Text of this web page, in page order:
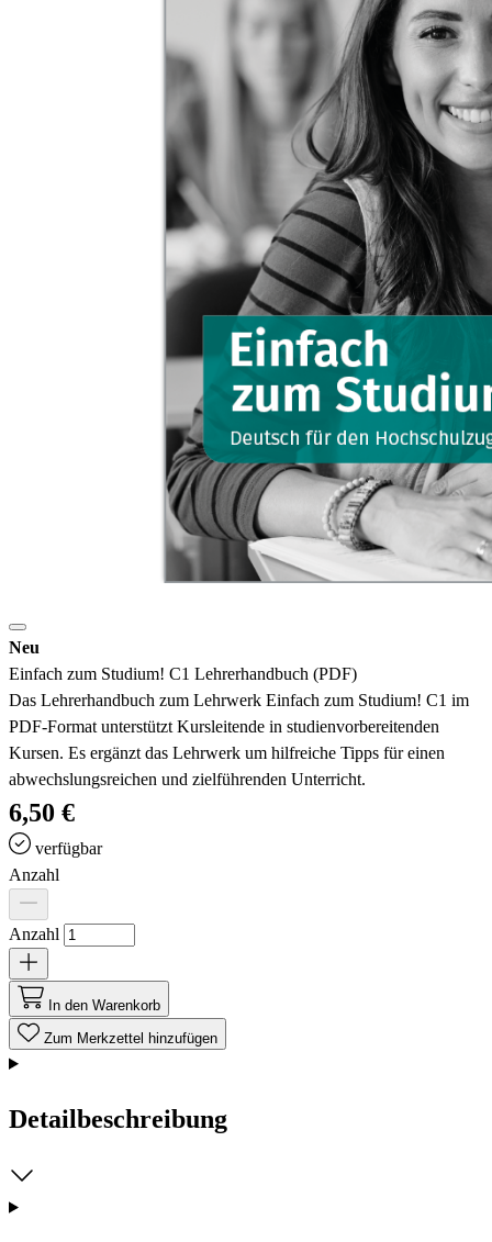
Neu
Einfach zum Studium! C1 Lehrerhandbuch (PDF)
Das Lehrerhandbuch zum Lehrwerk Einfach zum Studium! C1 im
PDF-Format unterstützt Kursleitende in studienvorbereitenden
Kursen. Es ergänzt das Lehrwerk um hilfreiche Tipps für einen
abwechslungsreichen und zielführenden Unterricht.
6,50 €
verfügbar
Anzahl
Anzahl
In den Warenkorb
Zum Merkzettel hinzufügen
Detailbeschreibung